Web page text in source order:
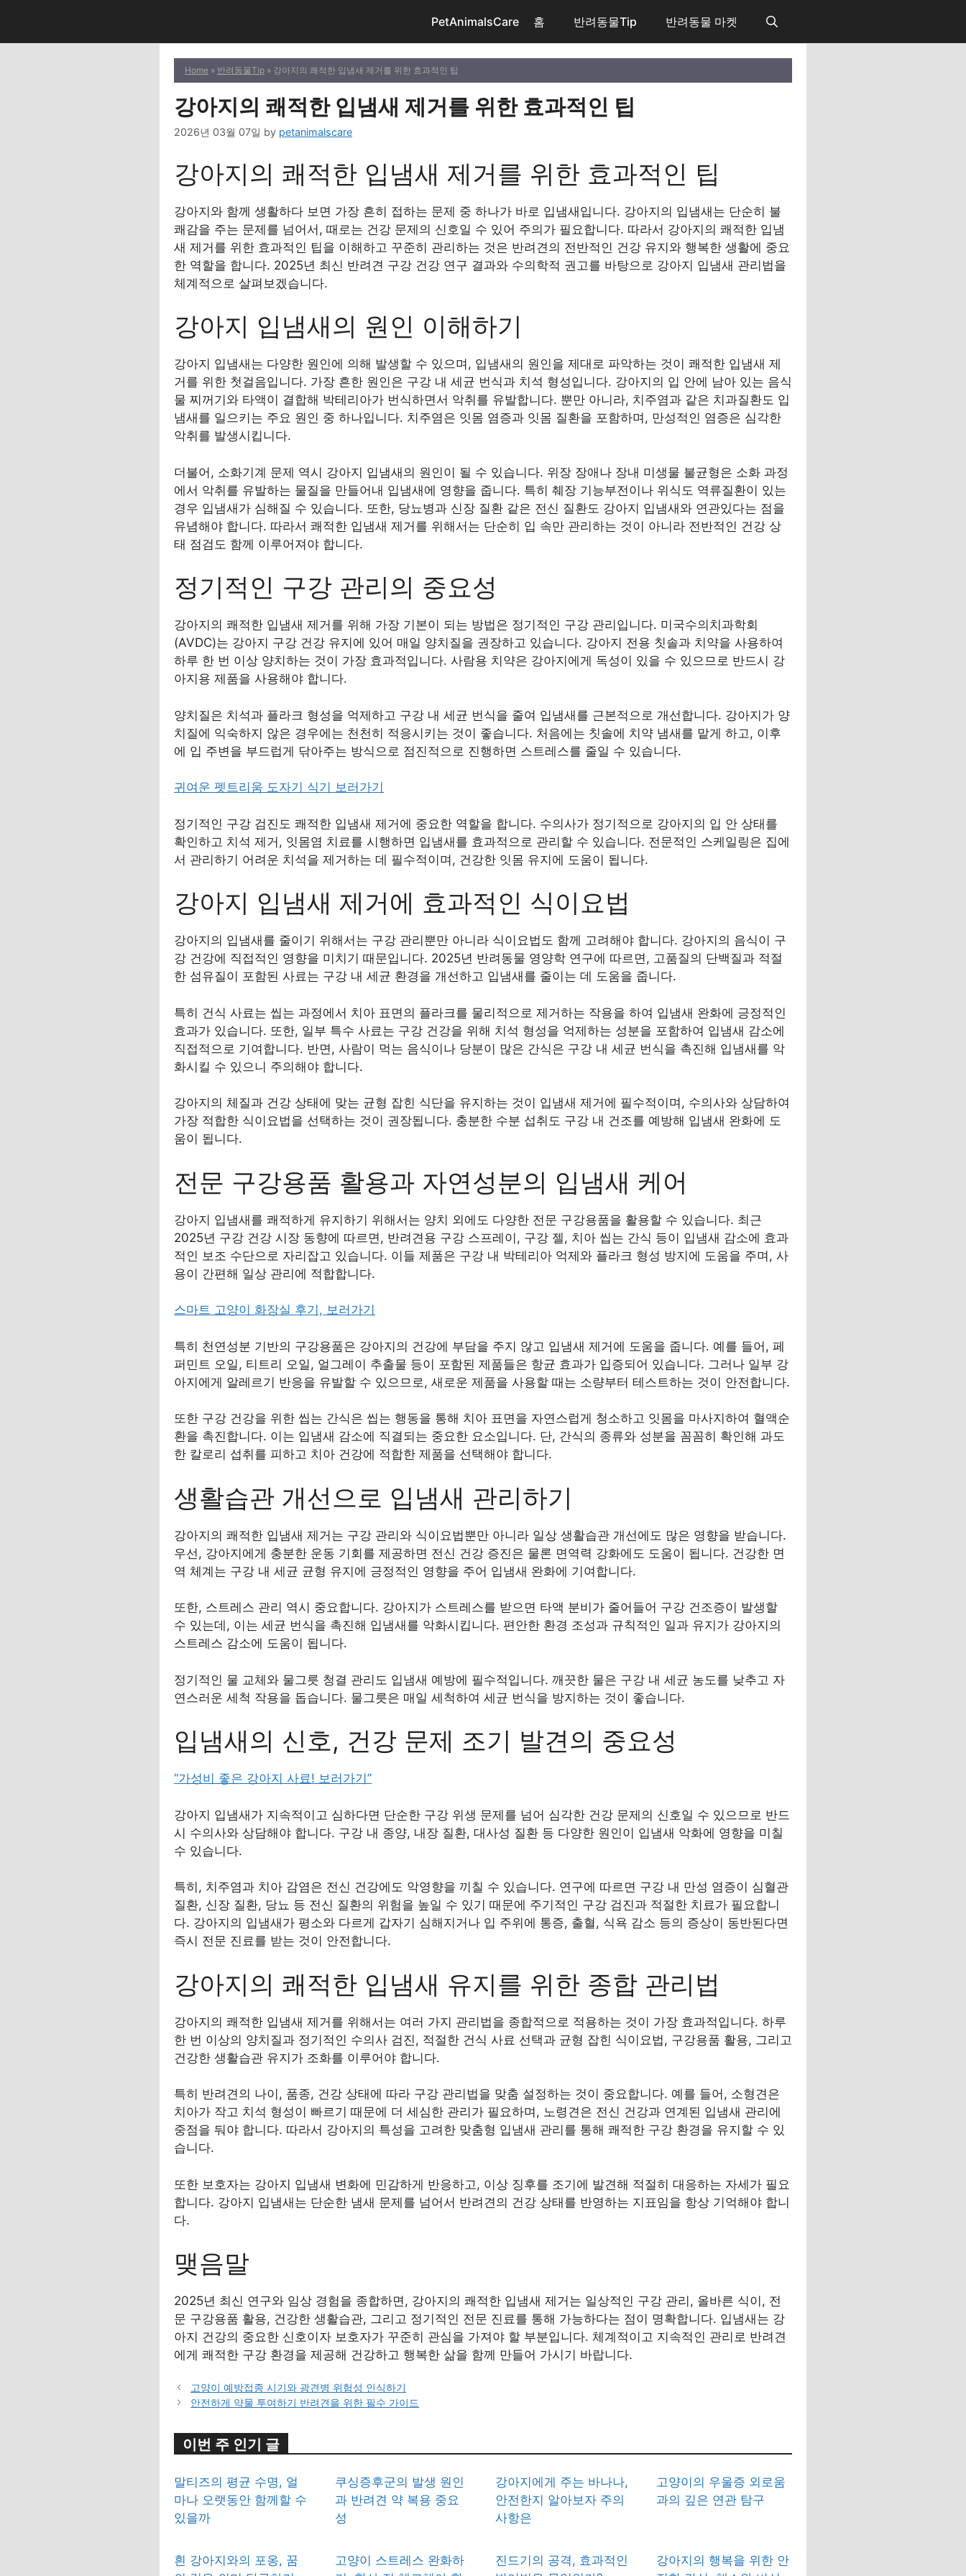
content
PetAnimalsCare 홈 반려동물Tip 반려동물 마켓
Home » 반려동물Tip » 강아지의 쾌적한 입냄새 제거를 위한 효과적인 팁
강아지의 쾌적한 입냄새 제거를 위한 효과적인 팁
2026년 03월 07일 by petanimalscare
강아지의 쾌적한 입냄새 제거를 위한 효과적인 팁
강아지와 함께 생활하다 보면 가장 흔히 접하는 문제 중 하나가 바로 입냄새입니다. 강아지의 입냄새는 단순히 불
쾌감을 주는 문제를 넘어서, 때로는 건강 문제의 신호일 수 있어 주의가 필요합니다. 따라서 강아지의 쾌적한 입냄
새 제거를 위한 효과적인 팁을 이해하고 꾸준히 관리하는 것은 반려견의 전반적인 건강 유지와 행복한 생활에 중요
한 역할을 합니다. 2025년 최신 반려견 구강 건강 연구 결과와 수의학적 권고를 바탕으로 강아지 입냄새 관리법을
체계적으로 살펴보겠습니다.
강아지 입냄새의 원인 이해하기
강아지 입냄새는 다양한 원인에 의해 발생할 수 있으며, 입냄새의 원인을 제대로 파악하는 것이 쾌적한 입냄새 제
거를 위한 첫걸음입니다. 가장 흔한 원인은 구강 내 세균 번식과 치석 형성입니다. 강아지의 입 안에 남아 있는 음식
물 찌꺼기와 타액이 결합해 박테리아가 번식하면서 악취를 유발합니다. 뿐만 아니라, 치주염과 같은 치과질환도 입
냄새를 일으키는 주요 원인 중 하나입니다. 치주염은 잇몸 염증과 잇몸 질환을 포함하며, 만성적인 염증은 심각한
악취를 발생시킵니다.
더불어, 소화기계 문제 역시 강아지 입냄새의 원인이 될 수 있습니다. 위장 장애나 장내 미생물 불균형은 소화 과정
에서 악취를 유발하는 물질을 만들어내 입냄새에 영향을 줍니다. 특히 췌장 기능부전이나 위식도 역류질환이 있는
경우 입냄새가 심해질 수 있습니다. 또한, 당뇨병과 신장 질환 같은 전신 질환도 강아지 입냄새와 연관있다는 점을
유념해야 합니다. 따라서 쾌적한 입냄새 제거를 위해서는 단순히 입 속만 관리하는 것이 아니라 전반적인 건강 상
태 점검도 함께 이루어져야 합니다.
정기적인 구강 관리의 중요성
강아지의 쾌적한 입냄새 제거를 위해 가장 기본이 되는 방법은 정기적인 구강 관리입니다. 미국수의치과학회
(AVDC)는 강아지 구강 건강 유지에 있어 매일 양치질을 권장하고 있습니다. 강아지 전용 칫솔과 치약을 사용하여
하루 한 번 이상 양치하는 것이 가장 효과적입니다. 사람용 치약은 강아지에게 독성이 있을 수 있으므로 반드시 강
아지용 제품을 사용해야 합니다.
양치질은 치석과 플라크 형성을 억제하고 구강 내 세균 번식을 줄여 입냄새를 근본적으로 개선합니다. 강아지가 양
치질에 익숙하지 않은 경우에는 천천히 적응시키는 것이 좋습니다. 처음에는 칫솔에 치약 냄새를 맡게 하고, 이후
에 입 주변을 부드럽게 닦아주는 방식으로 점진적으로 진행하면 스트레스를 줄일 수 있습니다.
귀여운 펫트리움 도자기 식기 보러가기
정기적인 구강 검진도 쾌적한 입냄새 제거에 중요한 역할을 합니다. 수의사가 정기적으로 강아지의 입 안 상태를
확인하고 치석 제거, 잇몸염 치료를 시행하면 입냄새를 효과적으로 관리할 수 있습니다. 전문적인 스케일링은 집에
서 관리하기 어려운 치석을 제거하는 데 필수적이며, 건강한 잇몸 유지에 도움이 됩니다.
강아지 입냄새 제거에 효과적인 식이요법
강아지의 입냄새를 줄이기 위해서는 구강 관리뿐만 아니라 식이요법도 함께 고려해야 합니다. 강아지의 음식이 구
강 건강에 직접적인 영향을 미치기 때문입니다. 2025년 반려동물 영양학 연구에 따르면, 고품질의 단백질과 적절
한 섬유질이 포함된 사료는 구강 내 세균 환경을 개선하고 입냄새를 줄이는 데 도움을 줍니다.
특히 건식 사료는 씹는 과정에서 치아 표면의 플라크를 물리적으로 제거하는 작용을 하여 입냄새 완화에 긍정적인
효과가 있습니다. 또한, 일부 특수 사료는 구강 건강을 위해 치석 형성을 억제하는 성분을 포함하여 입냄새 감소에
직접적으로 기여합니다. 반면, 사람이 먹는 음식이나 당분이 많은 간식은 구강 내 세균 번식을 촉진해 입냄새를 악
화시킬 수 있으니 주의해야 합니다.
강아지의 체질과 건강 상태에 맞는 균형 잡힌 식단을 유지하는 것이 입냄새 제거에 필수적이며, 수의사와 상담하여
가장 적합한 식이요법을 선택하는 것이 권장됩니다. 충분한 수분 섭취도 구강 내 건조를 예방해 입냄새 완화에 도
움이 됩니다.
전문 구강용품 활용과 자연성분의 입냄새 케어
강아지 입냄새를 쾌적하게 유지하기 위해서는 양치 외에도 다양한 전문 구강용품을 활용할 수 있습니다. 최근
2025년 구강 건강 시장 동향에 따르면, 반려견용 구강 스프레이, 구강 젤, 치아 씹는 간식 등이 입냄새 감소에 효과
적인 보조 수단으로 자리잡고 있습니다. 이들 제품은 구강 내 박테리아 억제와 플라크 형성 방지에 도움을 주며, 사
용이 간편해 일상 관리에 적합합니다.
스마트 고양이 화장실 후기, 보러가기
특히 천연성분 기반의 구강용품은 강아지의 건강에 부담을 주지 않고 입냄새 제거에 도움을 줍니다. 예를 들어, 페
퍼민트 오일, 티트리 오일, 얼그레이 추출물 등이 포함된 제품들은 항균 효과가 입증되어 있습니다. 그러나 일부 강
아지에게 알레르기 반응을 유발할 수 있으므로, 새로운 제품을 사용할 때는 소량부터 테스트하는 것이 안전합니다.
또한 구강 건강을 위한 씹는 간식은 씹는 행동을 통해 치아 표면을 자연스럽게 청소하고 잇몸을 마사지하여 혈액순
환을 촉진합니다. 이는 입냄새 감소에 직결되는 중요한 요소입니다. 단, 간식의 종류와 성분을 꼼꼼히 확인해 과도
한 칼로리 섭취를 피하고 치아 건강에 적합한 제품을 선택해야 합니다.
생활습관 개선으로 입냄새 관리하기
강아지의 쾌적한 입냄새 제거는 구강 관리와 식이요법뿐만 아니라 일상 생활습관 개선에도 많은 영향을 받습니다.
우선, 강아지에게 충분한 운동 기회를 제공하면 전신 건강 증진은 물론 면역력 강화에도 도움이 됩니다. 건강한 면
역 체계는 구강 내 세균 균형 유지에 긍정적인 영향을 주어 입냄새 완화에 기여합니다.
또한, 스트레스 관리 역시 중요합니다. 강아지가 스트레스를 받으면 타액 분비가 줄어들어 구강 건조증이 발생할
수 있는데, 이는 세균 번식을 촉진해 입냄새를 악화시킵니다. 편안한 환경 조성과 규칙적인 일과 유지가 강아지의
스트레스 감소에 도움이 됩니다.
정기적인 물 교체와 물그릇 청결 관리도 입냄새 예방에 필수적입니다. 깨끗한 물은 구강 내 세균 농도를 낮추고 자
연스러운 세척 작용을 돕습니다. 물그릇은 매일 세척하여 세균 번식을 방지하는 것이 좋습니다.
입냄새의 신호, 건강 문제 조기 발견의 중요성
“가성비 좋은 강아지 사료! 보러가기”
강아지 입냄새가 지속적이고 심하다면 단순한 구강 위생 문제를 넘어 심각한 건강 문제의 신호일 수 있으므로 반드
시 수의사와 상담해야 합니다. 구강 내 종양, 내장 질환, 대사성 질환 등 다양한 원인이 입냄새 악화에 영향을 미칠
수 있습니다.
특히, 치주염과 치아 감염은 전신 건강에도 악영향을 끼칠 수 있습니다. 연구에 따르면 구강 내 만성 염증이 심혈관
질환, 신장 질환, 당뇨 등 전신 질환의 위험을 높일 수 있기 때문에 주기적인 구강 검진과 적절한 치료가 필요합니
다. 강아지의 입냄새가 평소와 다르게 갑자기 심해지거나 입 주위에 통증, 출혈, 식욕 감소 등의 증상이 동반된다면
즉시 전문 진료를 받는 것이 안전합니다.
강아지의 쾌적한 입냄새 유지를 위한 종합 관리법
강아지의 쾌적한 입냄새 제거를 위해서는 여러 가지 관리법을 종합적으로 적용하는 것이 가장 효과적입니다. 하루
한 번 이상의 양치질과 정기적인 수의사 검진, 적절한 건식 사료 선택과 균형 잡힌 식이요법, 구강용품 활용, 그리고
건강한 생활습관 유지가 조화를 이루어야 합니다.
특히 반려견의 나이, 품종, 건강 상태에 따라 구강 관리법을 맞춤 설정하는 것이 중요합니다. 예를 들어, 소형견은
치아가 작고 치석 형성이 빠르기 때문에 더 세심한 관리가 필요하며, 노령견은 전신 건강과 연계된 입냄새 관리에
중점을 둬야 합니다. 따라서 강아지의 특성을 고려한 맞춤형 입냄새 관리를 통해 쾌적한 구강 환경을 유지할 수 있
습니다.
또한 보호자는 강아지 입냄새 변화에 민감하게 반응하고, 이상 징후를 조기에 발견해 적절히 대응하는 자세가 필요
합니다. 강아지 입냄새는 단순한 냄새 문제를 넘어서 반려견의 건강 상태를 반영하는 지표임을 항상 기억해야 합니
다.
맺음말
2025년 최신 연구와 임상 경험을 종합하면, 강아지의 쾌적한 입냄새 제거는 일상적인 구강 관리, 올바른 식이, 전
문 구강용품 활용, 건강한 생활습관, 그리고 정기적인 전문 진료를 통해 가능하다는 점이 명확합니다. 입냄새는 강
아지 건강의 중요한 신호이자 보호자가 꾸준히 관심을 가져야 할 부분입니다. 체계적이고 지속적인 관리로 반려견
에게 쾌적한 구강 환경을 제공해 건강하고 행복한 삶을 함께 만들어 가시기 바랍니다.
고양이 예방접종 시기와 광견병 위험성 인식하기
안전하게 약물 투여하기 반려견을 위한 필수 가이드
이번 주 인기 글
말티즈의 평균 수명, 얼
마나 오랫동안 함께할 수
있을까
쿠싱증후군의 발생 원인
과 반려견 약 복용 중요
성
강아지에게 주는 바나나,
안전한지 알아보자 주의
사항은
고양이의 우울증 외로움
과의 깊은 연관 탐구
흰 강아지와의 포옹, 꿈
고양이 스트레스 완화하
진드기의 공격, 효과적인
강아지의 행복을 위한 안